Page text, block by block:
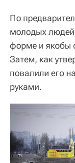
По
молодых
форме и якобы
Затем, как
повалили его
руками.